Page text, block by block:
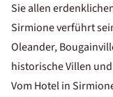
Sie allen
Sirmione verführt
Oleander,
historische Villen
Vom Hotel in